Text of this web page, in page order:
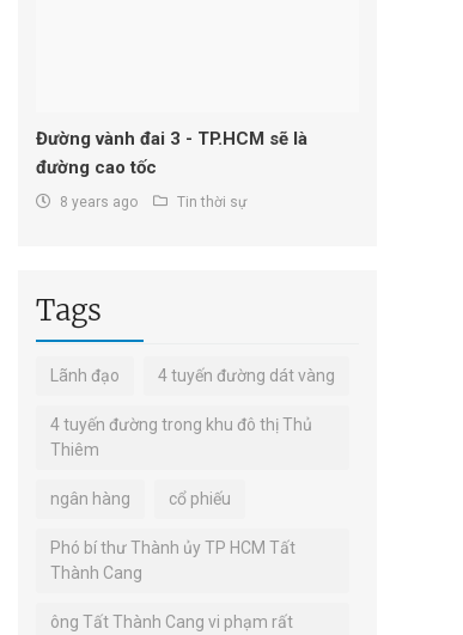
Đường vành đai 3 - TP.HCM sẽ là
đường cao tốc
8 years ago Tin thời sự
Tags
Lãnh đạo 4 tuyến đường dát vàng
4 tuyến đường trong khu đô thị Thủ
Thiêm
ngân hàng cổ phiếu
Phó bí thư Thành ủy TP HCM Tất
Thành Cang
ông Tất Thành Cang vi phạm rất